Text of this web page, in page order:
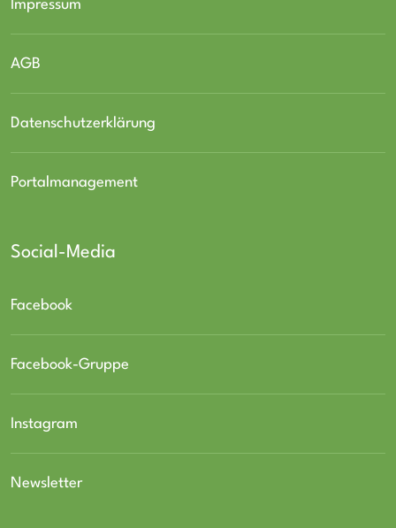
Impressum
AGB
Datenschutzerklärung
Portalmanagement
Social-Media
Facebook
Facebook-Gruppe
Instagram
Newsletter